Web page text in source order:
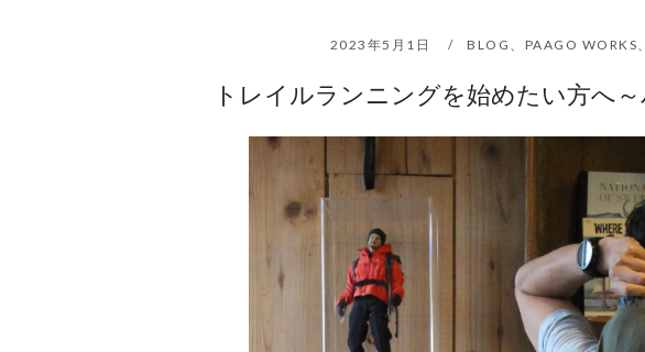
2023年5月1日 BLOG 、 PAAGO WORKS、
トレイルランニングを始めたい方へ